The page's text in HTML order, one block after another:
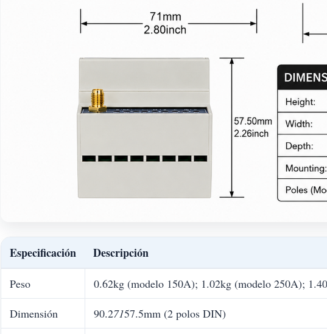
Especificación Descripción
Peso 0.62kg (modelo 150A); 1.02kg (modelo 250A);
Dimensión 90.27157.5mm (2 polos DIN)